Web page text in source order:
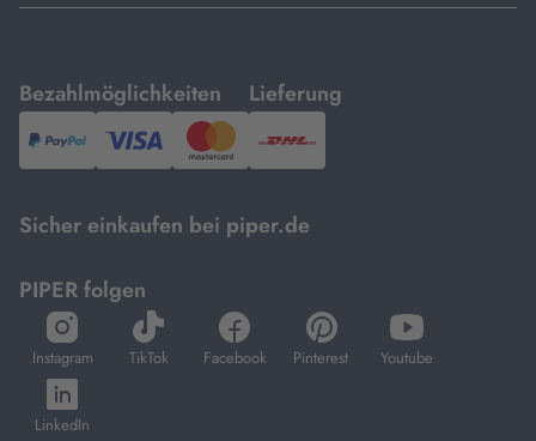
Bezahlmöglichkeiten
mit
PayPal,Visa
und
Lieferung
mit
DHL.
Sicher einkaufen bei piper.de
PIPER folgen
Instagram
öffnet
in
neuem
Tab
TikTok
öffnet
in
Facebook
öffnet
in
Pinterest
öffnet
in
Youtube
öffnet
in
LinkedIn
öffnet
in